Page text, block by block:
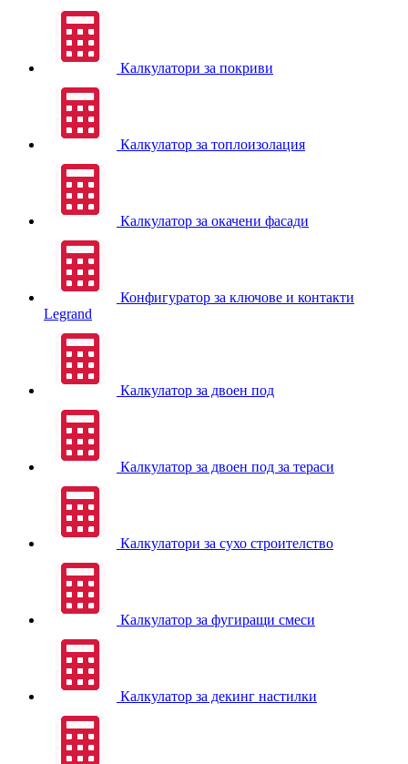
Калкулатори за покриви
Калкулатор за топлоизолация
Калкулатор за окачени фасади
Конфигуратор за ключове и контакти
Legrand
Калкулатор за двоен под
Калкулатор за двоен под за тераси
Калкулатори за сухо строителство
Калкулатор за фугиращи смеси
Калкулатор за декинг настилки